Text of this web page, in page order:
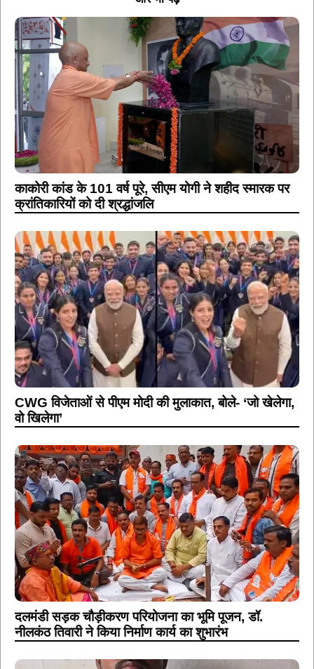
काकोरी कांड के 101 वर्ष पूरे, सीएम योगी ने शहीद स्मारक पर
क्रांतिकारियों को दी श्रद्धांजलि
CWG विजेताओं से पीएम मोदी की मुलाकात, बोले- ‘जो खेलेगा,
वो खिलेगा’
दलमंडी सड़क चौड़ीकरण परियोजना का भूमि पूजन, डॉ.
नीलकंठ तिवारी ने किया निर्माण कार्य का शुभारंभ